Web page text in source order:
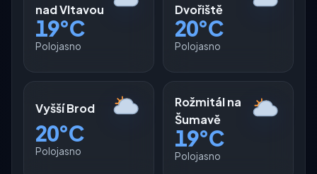
nad Vltavou
19°C
Polojasno
Dvořiště
20°C
Polojasno
Vyšší Brod
20°C
Polojasno
Rožmitál na
Šumavě
19°C
Polojasno